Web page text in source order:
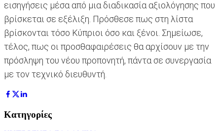
εισηγήσεις μέσα από μια διαδικασία αξιολόγησης που
βρίσκεται σε εξέλιξη. Πρόσθεσε πως στη λίστα
βρίσκονται τόσο Κύπριοι όσο και ξένοι. Σημείωσε,
τέλος, πως οι προσθαφαιρέσεις θα αρχίσουν με την
πρόσληψη του νέου προπονητή, πάντα σε συνεργασία
με τον τεχνικό διευθυντή.
Κατηγορίες